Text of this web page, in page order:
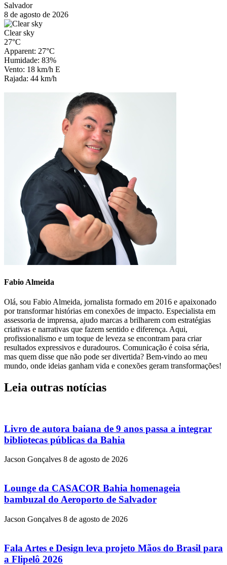
Salvador
8 de agosto de 2026
Clear sky
27°C
Apparent: 27°C
Humidade: 83%
Vento: 18 km/h E
Rajada: 44 km/h
Fabio Almeida
Olá, sou Fabio Almeida, jornalista formado em 2016 e apaixonado
por transformar histórias em conexões de impacto. Especialista em
assessoria de imprensa, ajudo marcas a brilharem com estratégias
criativas e narrativas que fazem sentido e diferença. Aqui,
profissionalismo e um toque de leveza se encontram para criar
resultados expressivos e duradouros. Comunicação é coisa séria,
mas quem disse que não pode ser divertida? Bem-vindo ao meu
mundo, onde ideias ganham vida e conexões geram transformações!
Leia outras notícias
Livro de autora baiana de 9 anos passa a integrar
bibliotecas públicas da Bahia
Jacson Gonçalves 8 de agosto de 2026
Lounge da CASACOR Bahia homenageia
bambuzal do Aeroporto de Salvador
Jacson Gonçalves 8 de agosto de 2026
Fala Artes e Design leva projeto Mãos do Brasil para
a Flipelô 2026